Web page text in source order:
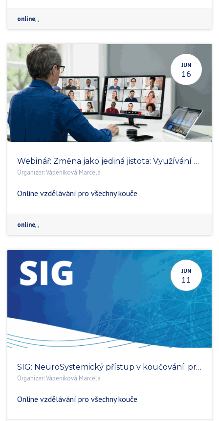
online,,
JUN
16
Webinář: Změna jako jediná jistota: Využívání nástrojů change managementu v koučinku
Organizer:Vápeníková Marcela
Online vzdělávání pro všechny kouče
online,,
JUN
11
SIG: NeuroSystemický přístup v koučování: práce s myslí, vztahem a kontextem klienta
Organizer:Vápeníková Marcela
Online vzdělávání pro všechny kouče